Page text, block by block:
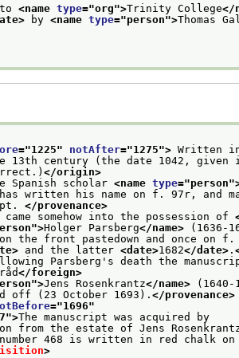
<name type="org">Trinity College</
by <name type="person">Thomas
="1225" notAfter="1275"> Written
century (the date 1042, given
</origin>
Spanish scholar <name type="person
written his name on f. 97r, and
</provenance>
somehow into the possession of
">Holger Parsberg</name> (1636-
the front pastedown and once on
and the latter <date>1682</date> .
Parsberg's death the
</foreign>
">Jens Rosenkrantz</name> (1640-
off (23 October 1693). </provenance>
="1696"
">The manuscript was acquired by
from the estate of Jens
468 is written in red chalk
>